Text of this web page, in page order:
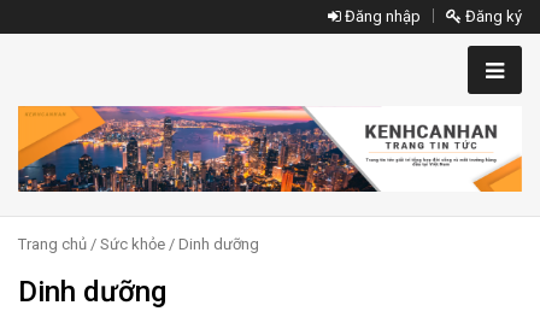
Đăng nhập Đăng ký
Trang chủ / Sức khỏe / Dinh dưỡng
Dinh dưỡng